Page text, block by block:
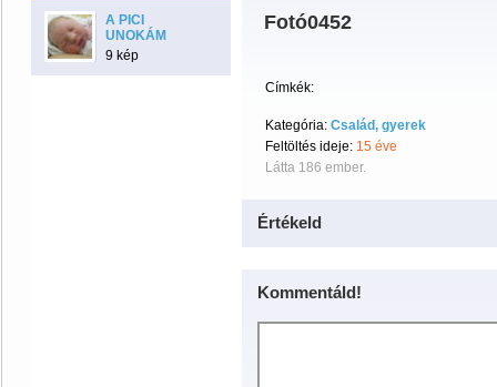
A PICI
UNOKÁM
9 kép
Fotó0452
Címkék:
Kategória: Család, gyerek
Feltöltés ideje: 15 éve
Látta 186 ember.
Értékeld
Kommentáld!